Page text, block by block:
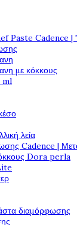
Paste Cadence
με κόκκους
ml
λεία
Cadence |
Dora perla
διαμόρφωσης